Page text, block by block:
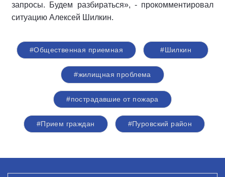
запросы. Будем разбираться», - прокомментировал
ситуацию Алексей Шилкин.
#Общественная приемная #Шилкин
#жилищная проблема
#пострадавшие от пожара
#Прием граждан #Пуровский район